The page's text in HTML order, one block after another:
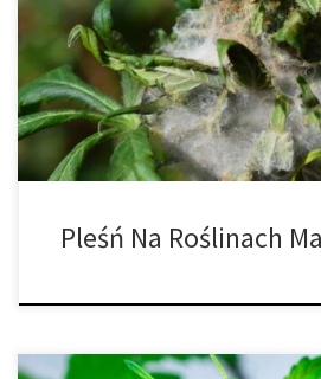
warunków uprawy po stosowanie
celach profilaktycznych. Pleśń może
kwitnienia, a nawet po zbiorach,
niebezpieczne […]
Pleśń Na Roślinach